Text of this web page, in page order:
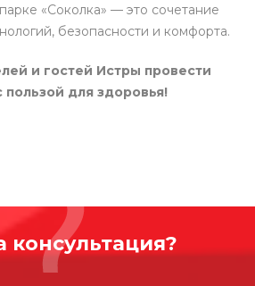
«Соколка» — это сочетание
безопасности и комфорта.
и гостей Истры провести
пользой для здоровья!
консультация?